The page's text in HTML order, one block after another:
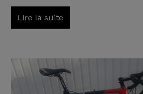
Lire la suite